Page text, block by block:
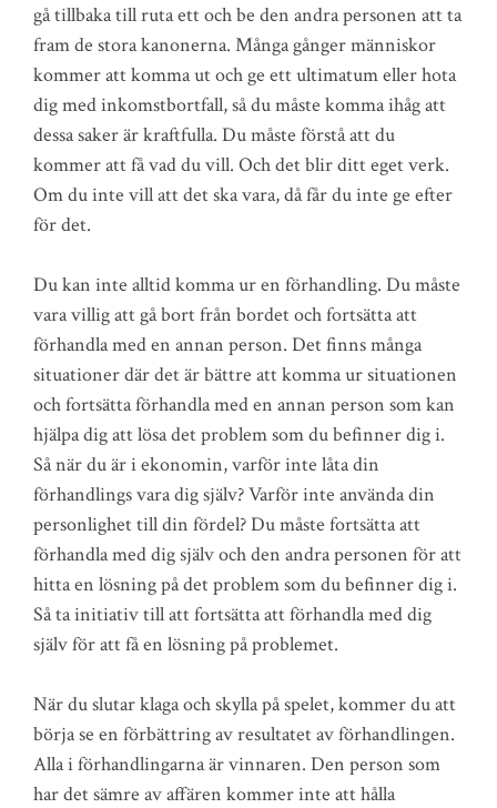
gå tillbaka till ruta ett och be den andra personen att ta
fram de stora kanonerna. Många gånger människor
kommer att komma ut och ge ett ultimatum eller hota
dig med inkomstbortfall, så du måste komma ihåg att
dessa saker är kraftfulla. Du måste förstå att du
kommer att få vad du vill. Och det blir ditt eget verk.
Om du inte vill att det ska vara, då får du inte ge efter
för det.
Du kan inte alltid komma ur en förhandling. Du måste
vara villig att gå bort från bordet och fortsätta att
förhandla med en annan person. Det finns många
situationer där det är bättre att komma ur situationen
och fortsätta förhandla med en annan person som kan
hjälpa dig att lösa det problem som du befinner dig i.
Så när du är i ekonomin, varför inte låta din
förhandlings vara dig själv? Varför inte använda din
personlighet till din fördel? Du måste fortsätta att
förhandla med dig själv och den andra personen för att
hitta en lösning på det problem som du befinner dig i.
Så ta initiativ till att fortsätta att förhandla med dig
själv för att få en lösning på problemet.
När du slutar klaga och skylla på spelet, kommer du att
börja se en förbättring av resultatet av förhandlingen.
Alla i förhandlingarna är vinnaren. Den person som
har det sämre av affären kommer inte att hålla